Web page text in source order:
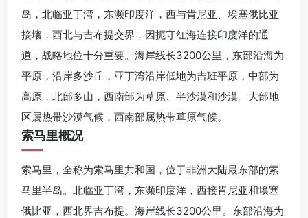
岛，北临亚丁湾，东濒印度洋，西与肯尼亚、埃塞俄比亚
接壤，西北与吉布提交界，因扼守红海连接印度洋的通
道，战略地位十分重要。海岸线长3200公里，东部沿海为
平原，沿岸多沙丘，亚丁湾沿岸低地为吉班平原，中部为
高原，北部多山，西南部为草原、半沙漠和沙漠。大部地
区属热带沙漠气候，西南部属热带草原气候。
索马里概况
索马里，全称为索马里共和国，位于非洲大陆最东部的索
马里半岛。北临亚丁湾，东濒印度洋，西接肯尼亚和埃塞
俄比亚，西北界吉布提。海岸线长3200公里。东部沿海为